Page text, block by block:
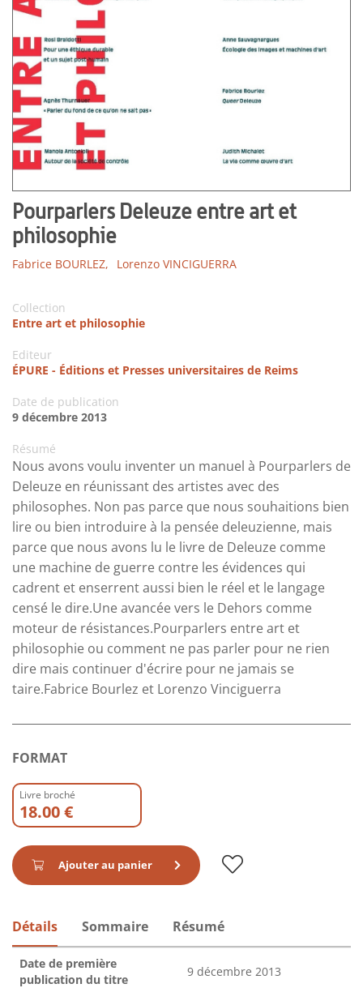
Pourparlers Deleuze entre art et
philosophie
Fabrice BOURLEZ, Lorenzo VINCIGUERRA
Collection
Entre art et philosophie
Editeur
ÉPURE - Éditions et Presses universitaires de Reims
Date de publication
9 décembre 2013
Résumé
Nous avons voulu inventer un manuel à Pourparlers de
Deleuze en réunissant des artistes avec des
philosophes. Non pas parce que nous souhaitions bien
lire ou bien introduire à la pensée deleuzienne, mais
parce que nous avons lu le livre de Deleuze comme
une machine de guerre contre les évidences qui
cadrent et enserrent aussi bien le réel et le langage
censé le dire.Une avancée vers le Dehors comme
moteur de résistances.Pourparlers entre art et
philosophie ou comment ne pas parler pour ne rien
dire mais continuer d'écrire pour ne jamais se
taire.Fabrice Bourlez et Lorenzo Vinciguerra
FORMAT
Livre broché
18.00 €
Ajouter au panier
Détails Sommaire Résumé
Date de première
publication du titre
9 décembre 2013